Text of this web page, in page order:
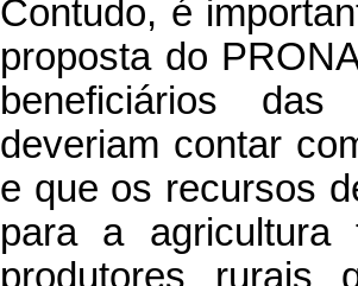
Contudo, é
proposta do
beneficiários
deveriam contar
e que os recursos
para a agricultura
produtores rurais